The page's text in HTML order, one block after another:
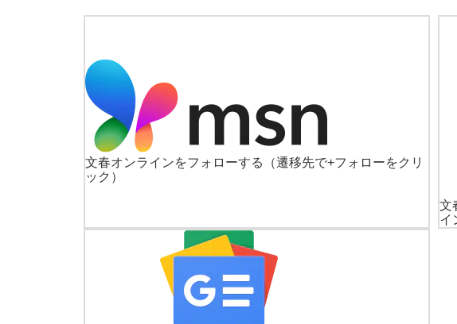
文春オンラインをフォローする
（遷移先で+フォローをクリ
ック）
文
イ